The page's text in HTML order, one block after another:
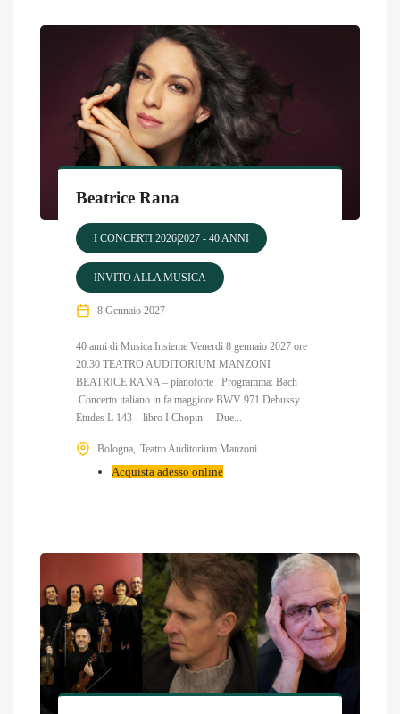
Beatrice Rana
I CONCERTI 2026|2027 - 40 ANNI
INVITO ALLA MUSICA
8 Gennaio 2027
40 anni di Musica Insieme Venerdì 8 gennaio 2027 ore
20.30 TEATRO AUDITORIUM MANZONI
BEATRICE RANA – pianoforte Programma: Bach
Concerto italiano in fa maggiore BWV 971 Debussy
Études L 143 – libro I Chopin Due...
Bologna Teatro Auditorium Manzoni
Acquista adesso online